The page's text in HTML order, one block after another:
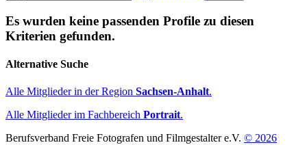
Es wurden keine passenden Profile zu diesen
Kriterien gefunden.
Alternative Suche
Alle Mitglieder in der Region Sachsen-Anhalt.
Alle Mitglieder im Fachbereich Portrait.
Berufsverband Freie Fotografen und Filmgestalter e.V. © 2026